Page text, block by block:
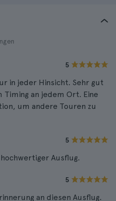
5
in jeder Hinsicht. Sehr gut
an jedem Ort. Eine
um andere Touren zu
5
Ausflug.
5
an diesen Ausflug.